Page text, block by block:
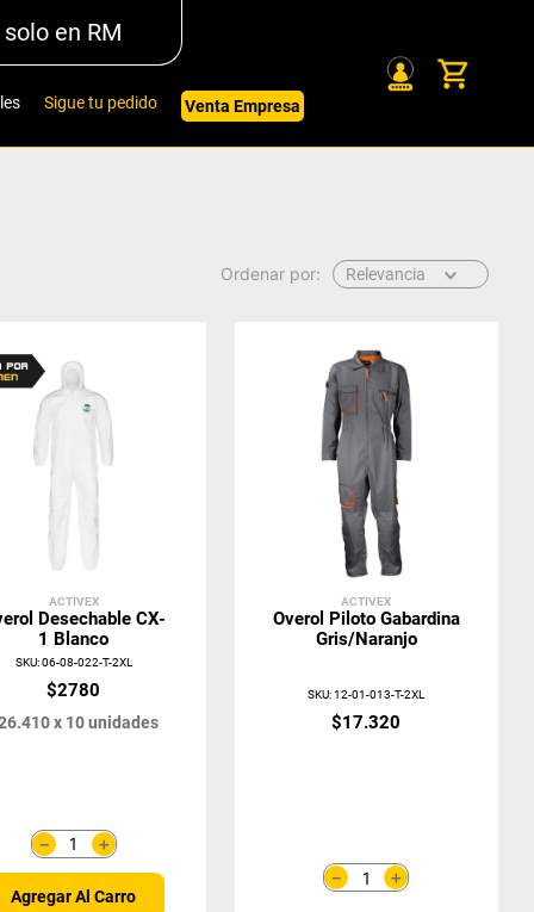
en RM
Sigue tu pedido Venta Empresa
Relevancia
ACTIVEX
Desechable CX-
1 Blanco
SKU:06-08-022-T-2XL
$2780
.410x 10unidades
＋
－
Agregar Al Carro
ACTIVEX
Overol Piloto Gabardina
Gris/Naranjo
SKU:12-01-013-T-2XL
$17.320
＋
－